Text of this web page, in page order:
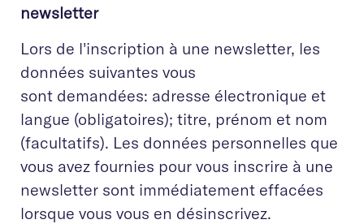
newsletter
Lors de l'inscription à une newsletter, les
données suivantes vous
sont demandées: adresse électronique et
langue (obligatoires); titre, prénom et nom
(facultatifs). Les données personnelles que
vous avez fournies pour vous inscrire à une
newsletter sont immédiatement effacées
lorsque vous vous en désinscrivez.